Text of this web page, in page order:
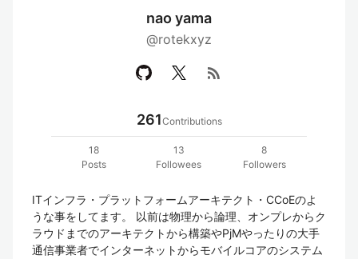
nao yama
@rotekxyz
rss_feed
261Contributions
18
Posts
13
Followees
8
Followers
ITインフラ・プラットフォームアーキテクト・CCoEのよ
うな事をしてます。 以前は物理から論理、オンプレからク
ラウドまでのアーキテクトから構築やPjMやったりの大手
通信事業者でインターネットからモバイルコアのシステム